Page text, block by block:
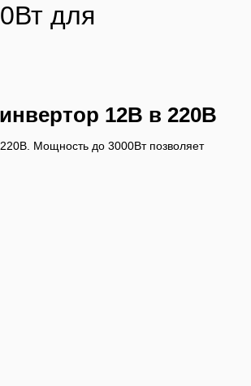
для
12В в 220В
Мощность до 3000Вт позволяет